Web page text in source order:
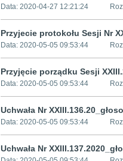
Data: 2020-04-27 12:21:24
Przyjecie protokołu Sesji Nr
Data: 2020-05-05 09:53:44
Przyjęcie porządku Sesji
Data: 2020-05-05 09:53:44
Uchwała Nr
Data: 2020-05-05 09:53:44
Uchwała Nr